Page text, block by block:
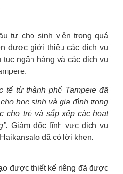
tư cho sinh viên trong quá
được giới thiệu các dịch vụ
tục ngân hàng và các dịch vụ
tế từ thành phố Tampere đã
học sinh và gia đình trong
cho trẻ và sắp xếp các hoạt
Giám đốc lĩnh vực dịch vụ
đã có lời khen.
được thiết kế riêng đã được